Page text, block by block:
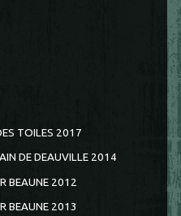
TOILES 2017
DE DEAUVILLE 2014
BEAUNE 2012
BEAUNE 2013